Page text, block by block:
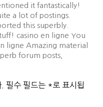
it fantastically!
a lot of postings.
this superbly.
casino en ligne You
ligne Amazing material
forum posts,
필수 필드는 *로 표시됩